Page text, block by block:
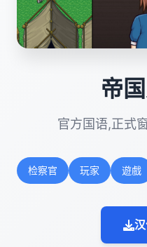
帝
官方国语,正式
检察官 玩家 遊戲